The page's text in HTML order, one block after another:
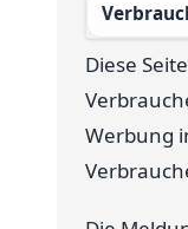
Diese
Werbung